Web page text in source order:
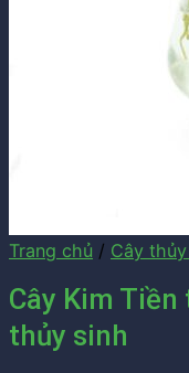
Trang chủ / Cây
Cây Kim Tiền
thủy sinh